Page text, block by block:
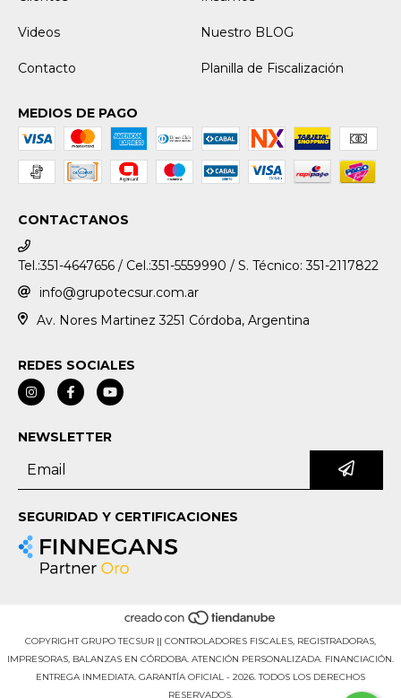
Videos Nuestro BLOG
Contacto Planilla de Fiscalización
MEDIOS DE PAGO
CONTACTANOS
Tel.:351-4647656 / Cel.:351-5559990 / S. Técnico: 351-2117822
info@grupotecsur.com.ar
Av. Nores Martinez 3251 Córdoba, Argentina
REDES SOCIALES
NEWSLETTER
SEGURIDAD Y CERTIFICACIONES
COPYRIGHT GRUPO TECSUR || CONTROLADORES FISCALES, REGISTRADORAS,
IMPRESORAS, BALANZAS EN CÓRDOBA. ATENCIÓN PERSONALIZADA. FINANCIACIÓN.
ENTREGA INMEDIATA. GARANTÍA OFICIAL - 2026. TODOS LOS DERECHOS
RESERVADOS.